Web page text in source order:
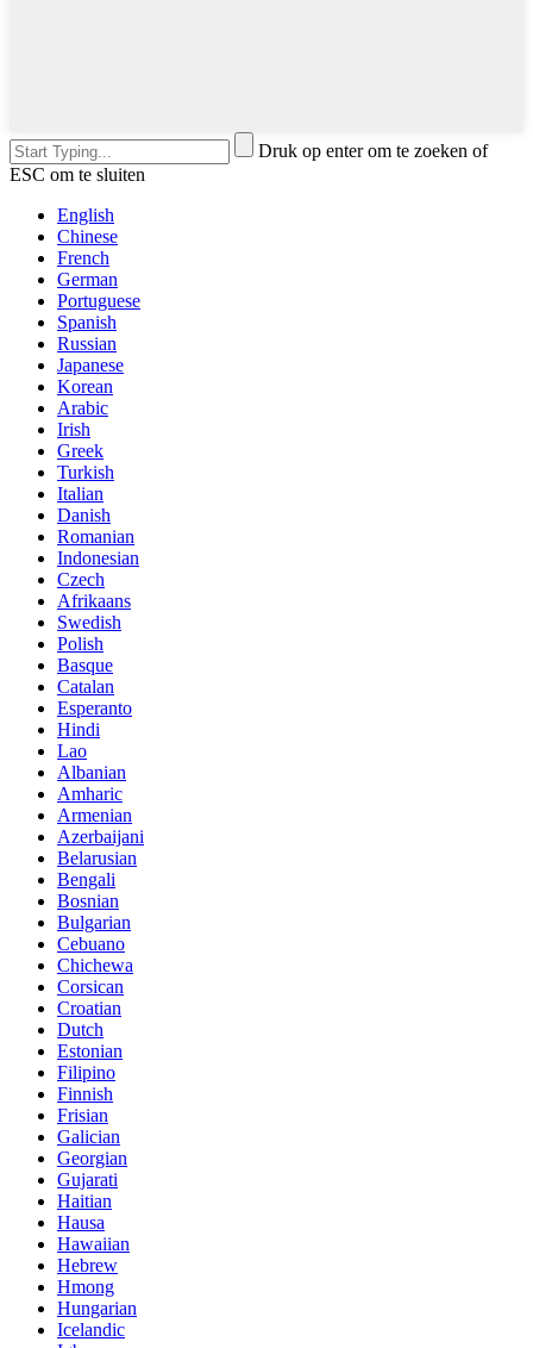
Druk op enter om te zoeken of
ESC om te sluiten
English
Chinese
French
German
Portuguese
Spanish
Russian
Japanese
Korean
Arabic
Irish
Greek
Turkish
Italian
Danish
Romanian
Indonesian
Czech
Afrikaans
Swedish
Polish
Basque
Catalan
Esperanto
Hindi
Lao
Albanian
Amharic
Armenian
Azerbaijani
Belarusian
Bengali
Bosnian
Bulgarian
Cebuano
Chichewa
Corsican
Croatian
Dutch
Estonian
Filipino
Finnish
Frisian
Galician
Georgian
Gujarati
Haitian
Hausa
Hawaiian
Hebrew
Hmong
Hungarian
Icelandic